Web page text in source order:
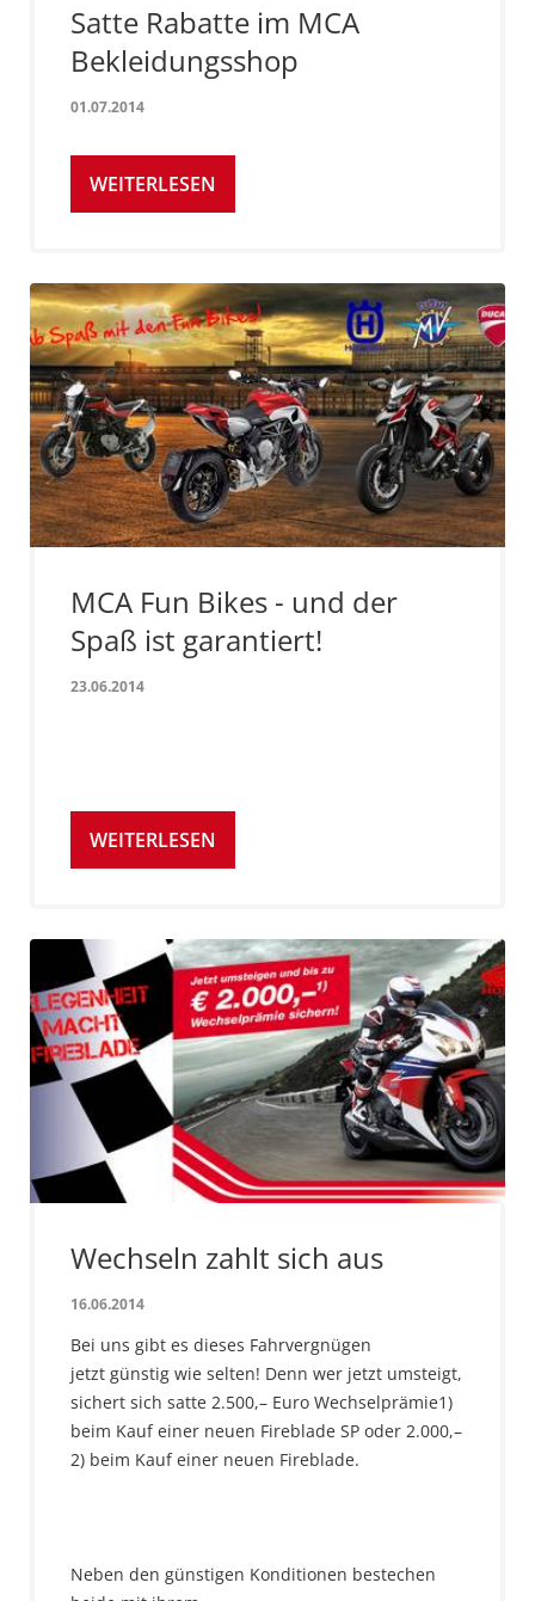
Satte Rabatte im MCA
Bekleidungsshop
01.07.2014
WEITERLESEN
MCA Fun Bikes - und der
Spaß ist garantiert!
23.06.2014
WEITERLESEN
Wechseln zahlt sich aus
16.06.2014
Bei uns gibt es dieses Fahrvergnügen
jetzt günstig wie selten! Denn wer jetzt umsteigt,
sichert sich satte 2.500,– Euro Wechselprämie1)
beim Kauf einer neuen Fireblade SP oder 2.000,–
2) beim Kauf einer neuen Fireblade.
Neben den günstigen Konditionen bestechen